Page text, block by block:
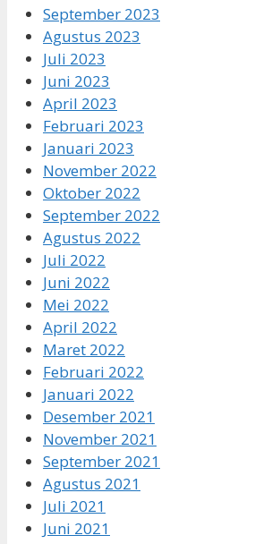
September 2023
Agustus 2023
Juli 2023
Juni 2023
April 2023
Februari 2023
Januari 2023
November 2022
Oktober 2022
September 2022
Agustus 2022
Juli 2022
Juni 2022
Mei 2022
April 2022
Maret 2022
Februari 2022
Januari 2022
Desember 2021
November 2021
September 2021
Agustus 2021
Juli 2021
Juni 2021